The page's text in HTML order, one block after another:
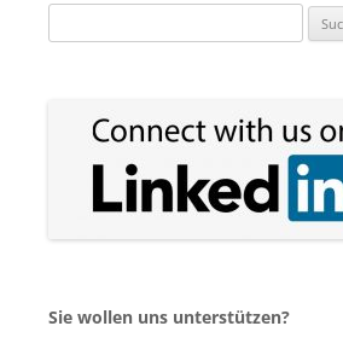
nach:
Sie wollen uns unterstützen?